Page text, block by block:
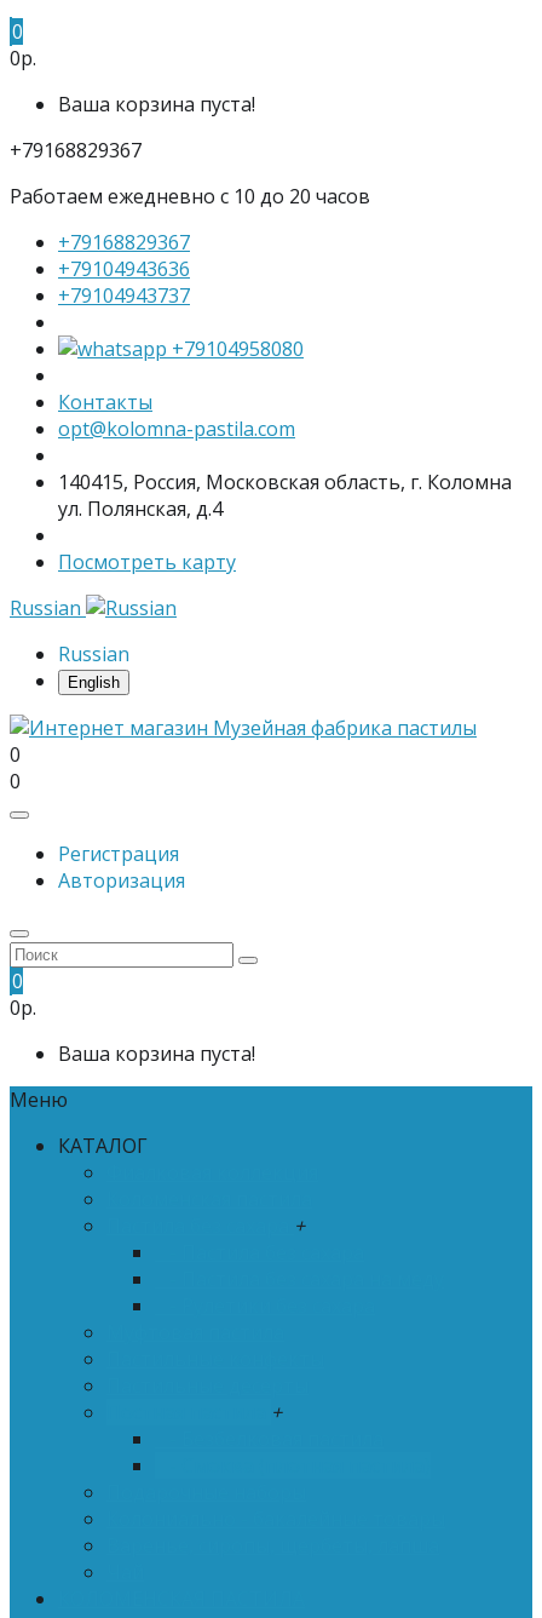
0
0р.
Ваша корзина пуста!
+79168829367
Работаем ежедневно с 10 до 20 часов
+79168829367
+79104943636
+79104943737
+79104958080
Контакты
opt@kolomna-pastila.com
140415, Россия, Московская область, г. Коломна
ул. Полянская, д.4
Посмотреть карту
Russian
Russian
English
0
0
Регистрация
Авторизация
0
0р.
Ваша корзина пуста!
Меню
КАТАЛОГ
+
+